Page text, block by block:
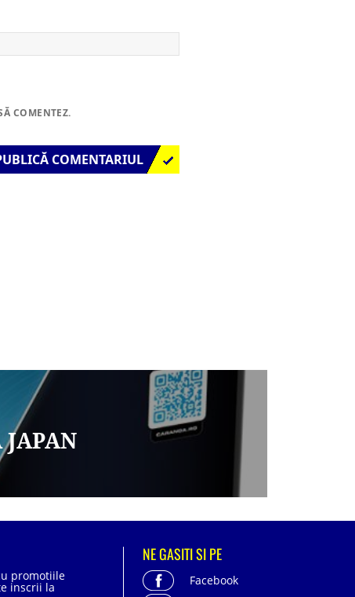
COMENTEZ.
promotiile
inscrii la
NE GASITI SI PE
Facebook